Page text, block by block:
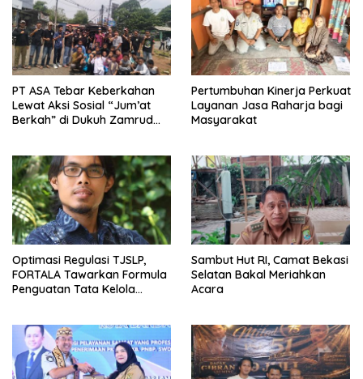
PT ASA Tebar Keberkahan
Lewat Aksi Sosial “Jum’at
Berkah” di Dukuh Zamrud
Pertumbuhan Kinerja Perkuat
Layanan Jasa Raharja bagi
Masyarakat
Optimasi Regulasi TJSLP,
FORTALA Tawarkan Formula
Penguatan Tata Kelola
Sambut Hut RI, Camat Bekasi
Selatan Bakal Meriahkan
Acara